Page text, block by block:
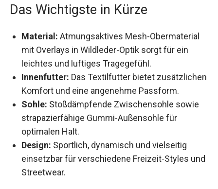
Das Wichtigste in Kürze
Material: Atmungsaktives Mesh-Obermaterial
mit Overlays in Wildleder-Optik sorgt für ein
leichtes und luftiges Tragegefühl.
Innenfutter: Das Textilfutter bietet
zusätzlichen Komfort und eine angenehme
Passform.
Sohle:Stoßdämpfende Zwischensohle sowie
strapazierfähige Gummi-Außensohle für
optimalen Halt.
Design:Sportlich, dynamisch und vielseitig
einsetzbar für verschiedene Freizeit-Styles